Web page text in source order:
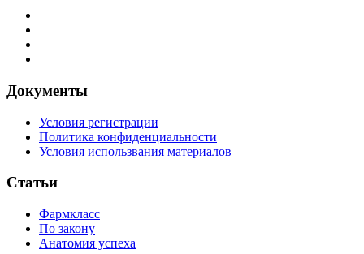
Документы
Условия регистрации
Политика конфиденциальности
Условия использвания материалов
Статьи
Фармкласс
По закону
Анатомия успеха